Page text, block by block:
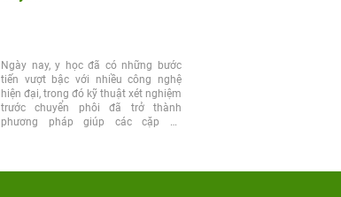
Ngày nay, y học đã có những bước
tiến vượt bậc với nhiều công nghệ
hiện đại, trong đó kỹ thuật xét nghiệm
trước chuyển phôi đã trở thành
phương pháp giúp các cặp vợ